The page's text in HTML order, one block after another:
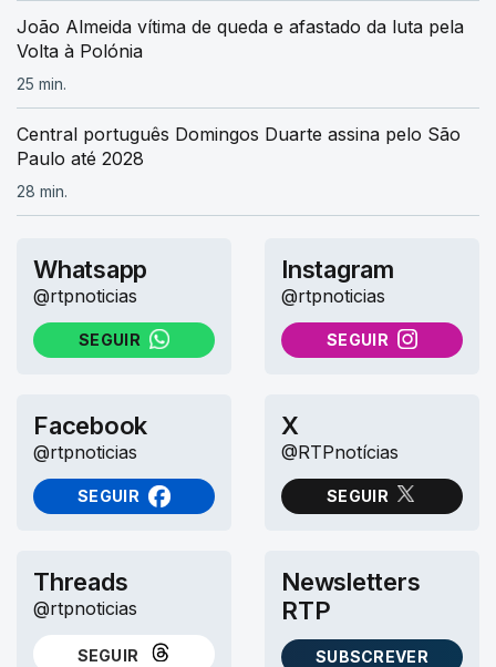
João Almeida vítima de queda e afastado da luta pela
Volta à Polónia
25 min.
Central português Domingos Duarte assina pelo São
Paulo até 2028
28 min.
Whatsapp
@rtpnoticias
SEGUIR
NO WHATSAPP
Instagram
@rtpnoticias
SEGUIR
NO INSTAGRAM
Facebook
@rtpnoticias
SEGUIR
NO FACEBOOK
X
@RTPnotícias
SEGUIR
NO X (TWITTER)
Threads
@rtpnoticias
SEGUIR
Newsletters
RTP
SUBSCREVER